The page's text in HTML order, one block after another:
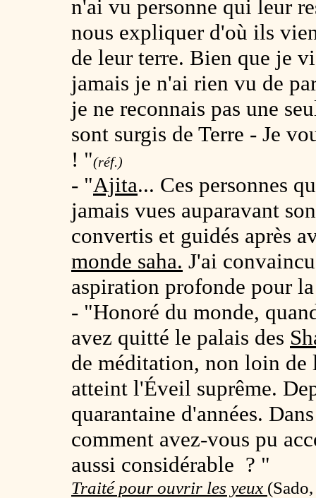
n'ai vu personne qui leur
nous expliquer d'où ils
de leur terre. Bien que je
jamais je n'ai rien vu de
je ne reconnais pas une
sont surgis de Terre - Je
! "(réf.)
- "Ajita... Ces personnes
jamais vues auparavant
convertis et guidés après
monde saha. J'ai
aspiration profonde pour
- "Honoré du monde,
avez quitté le palais des
de méditation, non loin
atteint l'Éveil suprême.
quarantaine d'années.
comment avez-vous pu
aussi considérable ? "
Traité pour ouvrir les yeux (